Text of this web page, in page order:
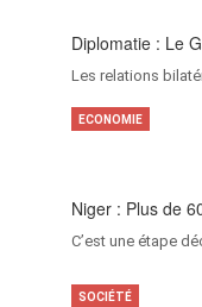
Diplomatie : Le
Les relations
Niger : Plus de
C’est une étape
ECONOMIE
SOCIÉTÉ